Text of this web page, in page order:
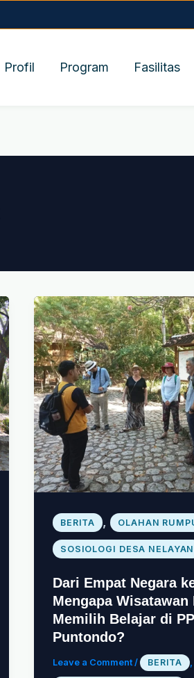
Profil Program Fasilitas
BERITA , OLAHAN
SOSIOLOGI DESA NELAYAN
Dari Empat Negara
Mengapa Wisatawan
Memilih Belajar di
Puntondo?
Leave a Comment/ BERITA ,